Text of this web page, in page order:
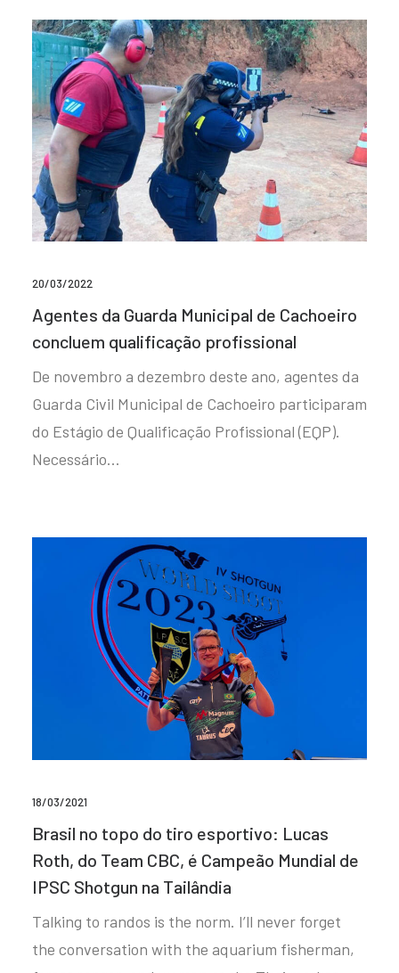
20/03/2022
Agentes da Guarda Municipal de Cachoeiro
concluem qualificação profissional
De novembro a dezembro deste ano, agentes da
Guarda Civil Municipal de Cachoeiro participaram
do Estágio de Qualificação Profissional (EQP).
Necessário…
18/03/2021
Brasil no topo do tiro esportivo: Lucas
Roth, do Team CBC, é Campeão Mundial de
IPSC Shotgun na Tailândia
Talking to randos is the norm. I’ll never forget
the conversation with the aquarium fisherman,